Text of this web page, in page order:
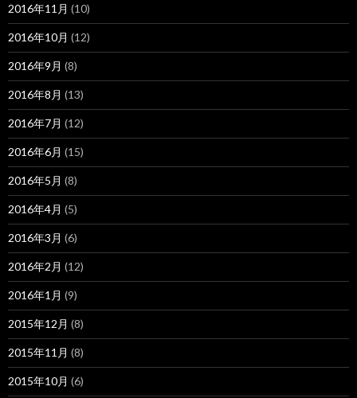
2016年11月 (10)
2016年10月 (12)
2016年9月 (8)
2016年8月 (13)
2016年7月 (12)
2016年6月 (15)
2016年5月 (8)
2016年4月 (5)
2016年3月 (6)
2016年2月 (12)
2016年1月 (9)
2015年12月 (8)
2015年11月 (8)
2015年10月 (6)